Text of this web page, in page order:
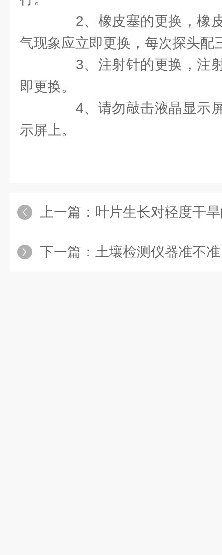
2、橡皮塞的更换，橡皮
气现象应立即更换，每次探头配
3、注射针的更换，注射
即更换。
4、请勿敲击液晶显示屏
示屏上。
上一篇： 叶片生长对轻度干旱的反应：拟
下一篇： 土壤检测仪器准不